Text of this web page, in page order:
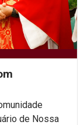
de Nossa